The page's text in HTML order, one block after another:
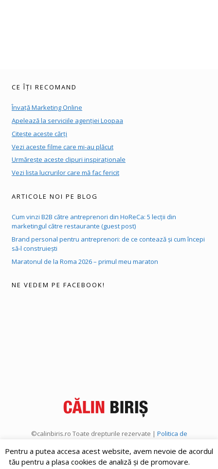
CE ÎȚI RECOMAND
Învață Marketing Online
Apelează la serviciile agenției Loopaa
Citește aceste cărți
Vezi aceste filme care mi-au plăcut
Urmărește aceste clipuri inspiraționale
Vezi lista lucrurilor care mă fac fericit
ARTICOLE NOI PE BLOG
Cum vinzi B2B către antreprenori din HoReCa: 5 lecții din
marketingul către restaurante (guest post)
Brand personal pentru antreprenori: de ce contează și cum începi
să-l construiești
Maratonul de la Roma 2026 – primul meu maraton
NE VEDEM PE FACEBOOK!
©calinbiris.ro Toate drepturile rezervate | Politica de
Pentru a putea accesa acest website, avem nevoie de acordul
tău pentru a plasa cookies de analiză și de promovare.